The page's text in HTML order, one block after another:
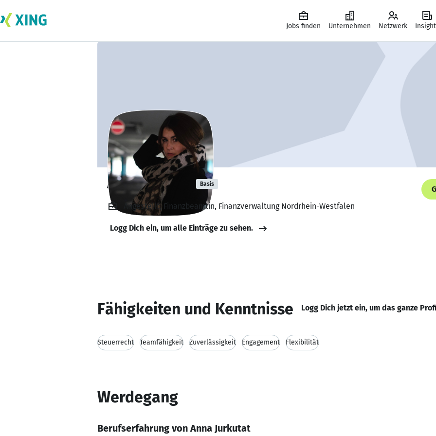
Jobs finden Unternehmen Netzwerk
Anna Jurkutat Basis
Angestellt, Finanzbeamtin, Finanzverwaltung Nordrhein-Westfalen
Logg Dich ein, um alle Einträge zu sehen.
Fähigkeiten und Kenntnisse Logg Dich jetzt ein, um das ganze
Steuerrecht Teamfähigkeit Zuverlässigkeit Engagement Flexibilität
Werdegang
Berufserfahrung von Anna Jurkutat